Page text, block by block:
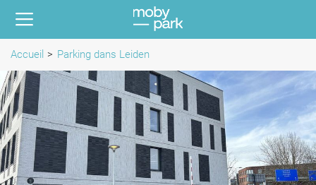
Accueil Parking dans Leiden